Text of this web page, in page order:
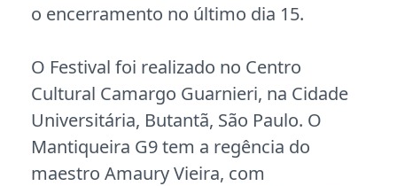
o encerramento no último dia 15.
O Festival foi realizado no Centro
Cultural Camargo Guarnieri, na Cidade
Universitária, Butantã, São Paulo. O
Mantiqueira G9 tem a regência do
maestro Amaury Vieira, com